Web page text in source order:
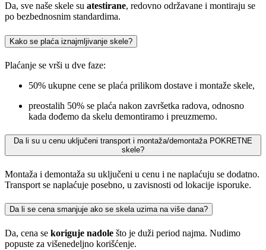
Da, sve naše skele su atestirane, redovno održavane i montiraju se
po bezbednosnim standardima.
Kako se plaća iznajmljivanje skele?
Plaćanje se vrši u dve faze:
50% ukupne cene se plaća prilikom dostave i montaže skele,
preostalih 50% se plaća nakon završetka radova, odnosno
kada dođemo da skelu demontiramo i preuzmemo.
Da li su u cenu uključeni transport i montaža/demontaža POKRETNE
skele?
Montaža i demontaža su uključeni u cenu i ne naplaćuju se dodatno.
Transport se naplaćuje posebno, u zavisnosti od lokacije isporuke.
Da li se cena smanjuje ako se skela uzima na više dana?
Da, cena se koriguje nadole što je duži period najma. Nudimo
popuste za višenedeljno korišćenje.